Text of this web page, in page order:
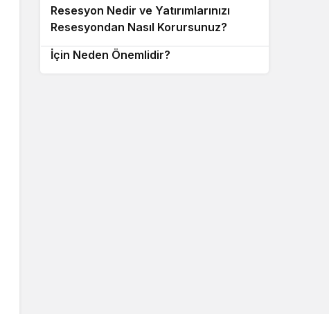
Resesyon Nedir ve Yatırımlarınızı
Resesyondan Nasıl Korursunuz?
10
İçin Neden Önemlidir?